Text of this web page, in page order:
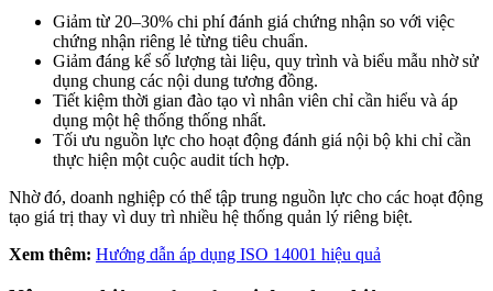
Giảm từ 20–30% chi phí đánh giá chứng nhận so với việc
chứng nhận riêng lẻ từng tiêu chuẩn.
Giảm đáng kể số lượng tài liệu, quy trình và biểu mẫu nhờ sử
dụng chung các nội dung tương đồng.
Tiết kiệm thời gian đào tạo vì nhân viên chỉ cần hiểu và áp
dụng một hệ thống thống nhất.
Tối ưu nguồn lực cho hoạt động đánh giá nội bộ khi chỉ cần
thực hiện một cuộc audit tích hợp.
Nhờ đó, doanh nghiệp có thể tập trung nguồn lực cho các hoạt động
tạo giá trị thay vì duy trì nhiều hệ thống quản lý riêng biệt.
Xem thêm: Hướng dẫn áp dụng ISO 14001 hiệu quả